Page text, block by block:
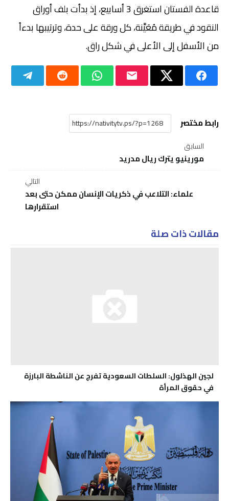
قاعدة الفستان استغرق 3 أسابيع، إذ بدأت بلف أوراق
النقود في طريقة مُعَيَّنة، كل ورقة على حدة، وترتيبها بدءاً
من الأسفل إلى الأعلى في شكل راق.
رابط مختصر
السابق
مورينيو يترك ريال مدريد
التالي
علماء: التلاعب في ذكريات الإنسان ممكن حتى بعد
استقرارها
مقالات ذات صلة
لجين الهذلول: السلطات السعودية تفرج عن الناشطة البارزة
في حقوق المرأة